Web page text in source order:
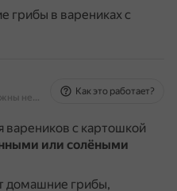
грибы в варениках с
На основе источников, возможны неточности
Как это работает?
вареников с картошкой
или солёными
домашние грибы,